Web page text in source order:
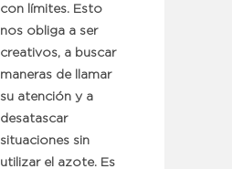
con límites. Esto
nos obliga a ser
creativos, a buscar
maneras de llamar
su atención y a
desatascar
situaciones sin
utilizar el azote. Es